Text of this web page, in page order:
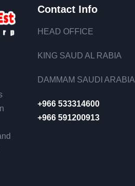
Contact Info
HEAD OFFICE
KING SAUD AL RABIA
DAMMAM SAUDI ARABIA
+966 533314600
+966 591200913